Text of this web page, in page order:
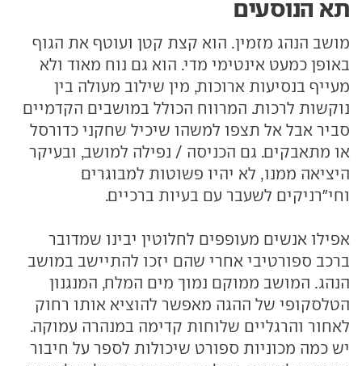
תא הנוסעים
מושב הנהג מזמין. הוא קצת קטן ועוטף את הגוף
באופן כמעט אינטימי מדי. הוא גם נוח מאוד ולא
מעייף בנסיעות ארוכות, מין שילוב מעולה בין
נוקשות לרכות. המרווח הכולל במושבים הקדמיים
סביר אבל אל תצפו למשהו שיכיל שחקני כדורסל
או מתאבקים. גם הכניסה / נפילה למושב, ובעיקר
היציאה ממנו, לא יהיו פשוטות למבוגרים
וחי"רניקים לשעבר עם בעיות ברכיים.
אפילו אנשים מעופפים לחלוטין יבינו שמדובר
ברכב ספורטיבי אחרי שהם יזכו להתיישב במושב
הנהג. המושב ממוקם נמוך מים המלח, המנגנון
הטלסקופי של ההגה מאפשר להוציא אותו רחוק
לאחור והרגליים שלוחות קדימה במנהרה עמוקה.
יש כמה מכוניות ספורט שיכולות לספר על חיבור